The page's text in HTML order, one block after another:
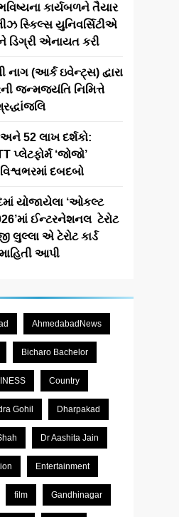
કાર્યબળને તૈયાર
સ્કિલ્સ યુનિવર્સિટીએ
ડિગ્રી એનાયત કરી
નાગ (આર્ક ઇવેન્ટ્સ) દ્વારા
જન્મજયંતિ નિમિત્તે
52 લાખ દર્શકો:
પ્લેટફોર્મ ‘જોજો’
દબદબો
યોજાયેલા ‘ઓકલ્ટ
ઈન્ટરનેશનલ ટેરોટ
લુલ્લા એ ટેરોટ કાર્ડ
આપી
AhmedabadNews
Bicharo Bachelor
Country
Gohil Dharpakad
Dr Aashita Jain
Entertainment
film Gandhinagar